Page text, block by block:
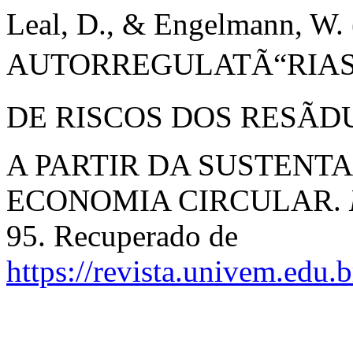
Leal, D., & Engelmann,
DE RISCOS DOS
A PARTIR DA
ECONOMIA CIRCULAR.
95. Recuperado de
https://